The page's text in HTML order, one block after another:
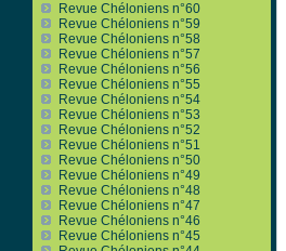
Revue Chéloniens n°60
Revue Chéloniens n°59
Revue Chéloniens n°58
Revue Chéloniens n°57
Revue Chéloniens n°56
Revue Chéloniens n°55
Revue Chéloniens n°54
Revue Chéloniens n°53
Revue Chéloniens n°52
Revue Chéloniens n°51
Revue Chéloniens n°50
Revue Chéloniens n°49
Revue Chéloniens n°48
Revue Chéloniens n°47
Revue Chéloniens n°46
Revue Chéloniens n°45